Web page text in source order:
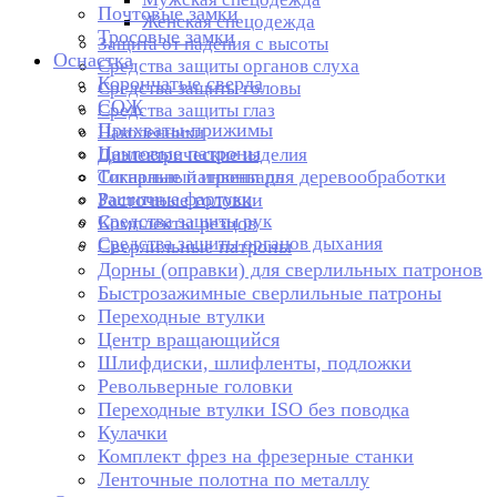
Женская спецодежда
Защита от падения с высоты
Средства защиты органов слуха
Средства защиты головы
Средства защиты глаз
Наколенники
Диэлектрические изделия
Сигнальный инвентарь
Защитные фартуки
Средства защиты рук
Средства защиты органов дыхания
Почтовые замки
Тросовые замки
Оснастка
Корончатые сверла
СОЖ
Прихваты-прижимы
Цанговые патроны
Токарные патроны для деревообработки
Расточные головки
Комплекты резцов
Сверлильные патроны
Дорны (оправки) для сверлильных патронов
Быстрозажимные сверлильные патроны
Переходные втулки
Центр вращающийся
Шлифдиски, шлифленты, подложки
Револьверные головки
Переходные втулки ISO без поводка
Кулачки
Комплект фрез на фрезерные станки
Ленточные полотна по металлу